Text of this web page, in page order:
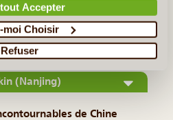
Accepter
moi Choisir
Refuser
la suite ≻
de Yungang
(Nanjing)
de Chine